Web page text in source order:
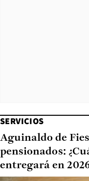
SERVICIOS
Aguinaldo de
pensionados:
entregará en